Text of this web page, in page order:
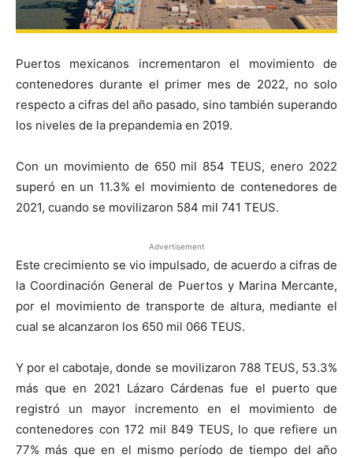
Puertos mexicanos incrementaron el movimiento de
contenedores durante el primer mes de 2022, no solo
respecto a cifras del año pasado, sino también superando
los niveles de la prepandemia en 2019.
Con un movimiento de 650 mil 854 TEUS, enero 2022
superó en un 11.3% el movimiento de contenedores de
2021, cuando se movilizaron 584 mil 741 TEUS.
Advertisement
Este crecimiento se vio impulsado, de acuerdo a cifras de
la Coordinación General de Puertos y Marina Mercante,
por el movimiento de transporte de altura, mediante el
cual se alcanzaron los 650 mil 066 TEUS.
Y por el cabotaje, donde se movilizaron 788 TEUS, 53.3%
más que en 2021 Lázaro Cárdenas fue el puerto que
registró un mayor incremento en el movimiento de
contenedores con 172 mil 849 TEUS, lo que refiere un
77% más que en el mismo período de tiempo del año